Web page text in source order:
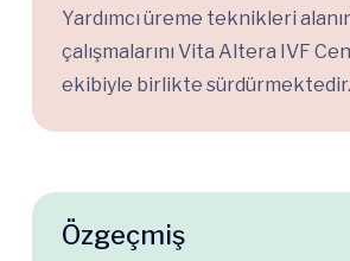
Yardımcı üreme teknikleri
çalışmalarını Vita Altera IVF
ekibiyle birlikte sürdürmektedir.
Özgeçmiş